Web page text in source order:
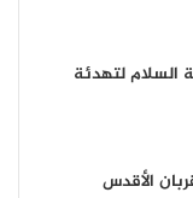
السلام لتهدئة
الأقدس